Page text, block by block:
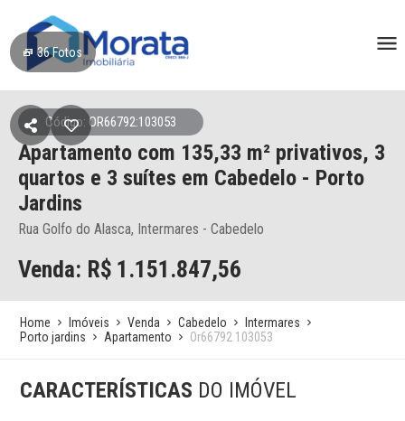
36Fotos
Código: OR66792:103053
Apartamento com 135,33 m² privativos, 3
quartos e 3 suítes em Cabedelo - Porto
Jardins
Rua Golfo do Alasca, Intermares - Cabedelo
Venda: R$ 1.151.847,56
Home Imóveis Venda Cabedelo
Intermares
Porto jardins
Apartamento Or66792 103053
CARACTERÍSTICAS DO IMÓVEL